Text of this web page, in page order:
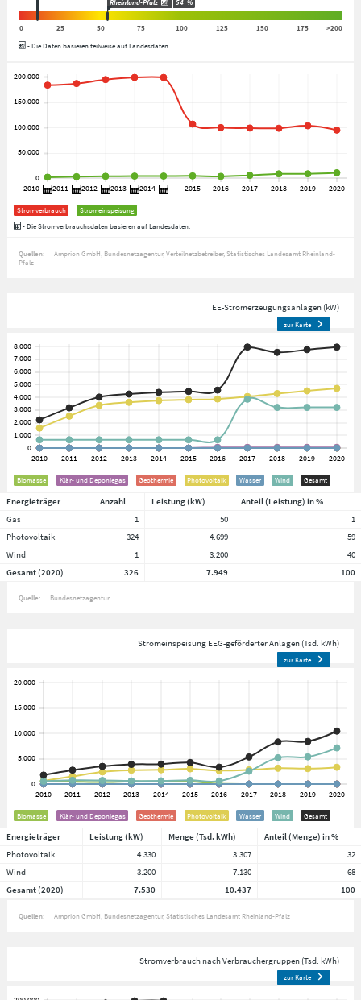
Rheinland-Pfalz 54 %
0 25 50 75 100 125 150 175
>200
- Die Daten basieren teilweise auf Landesdaten.
Stromverbrauch
Stromeinspeisung
- Die Stromverbrauchsdaten basieren auf Landesdaten.
Quellen: Amprion GmbH Bundesnetzagentur Verteilnetzbetreiber Statistisches Landesamt Rheinland-
Pfalz
EE-Stromerzeugungsanlagen (kW)
zur Karte
Biomasse Klär- und Deponiegas Geothermie Photovoltaik Wasser Wind Gesamt
Energieträger Anzahl Leistung (kW)
Anteil (Leistung) in %
Gas
1 50
1
Photovoltaik
324 4.699
59
Wind
1 3.200
40
Gesamt (2020)
326 7.949 100
Quelle: Bundesnetzagentur
Stromeinspeisung EEG-geförderter Anlagen (Tsd. kWh)
zur Karte
Biomasse Klär- und Deponiegas Geothermie Photovoltaik Wasser Wind Gesamt
Energieträger Leistung (kW) Menge (Tsd. kWh)
Anteil (Menge) in %
Photovoltaik
4.330 3.307
32
Wind
3.200 7.130
68
Gesamt (2020)
7.530 10.437 100
Quellen: Amprion GmbH Bundesnetzagentur Statistisches Landesamt Rheinland-Pfalz
Stromverbrauch nach Verbrauchergruppen (Tsd. kWh)
zur Karte